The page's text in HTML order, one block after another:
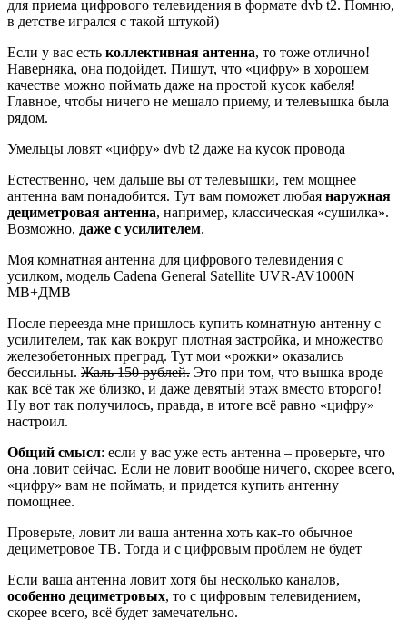
для приема цифрового телевидения в формате dvb t2. Помню,
в детстве игрался с такой штукой)
Если у вас есть коллективная антенна, то тоже отлично!
Наверняка, она подойдет. Пишут, что «цифру» в хорошем
качестве можно поймать даже на простой кусок кабеля!
Главное, чтобы ничего не мешало приему, и телевышка была
рядом.
Умельцы ловят «цифру» dvb t2 даже на кусок провода
Естественно, чем дальше вы от телевышки, тем мощнее
антенна вам понадобится. Тут вам поможет любая наружная
дециметровая антенна, например, классическая «сушилка».
Возможно, даже с усилителем.
Моя комнатная антенна для цифрового телевидения с
усилком, модель Cadena General Satellite UVR-AV1000N
МВ+ДМВ
После переезда мне пришлось купить комнатную антенну с
усилителем, так как вокруг плотная застройка, и множество
железобетонных преград. Тут мои «рожки» оказались
бессильны. Жаль 150 рублей. Это при том, что вышка вроде
как всё так же близко, и даже девятый этаж вместо второго!
Ну вот так получилось, правда, в итоге всё равно «цифру»
настроил.
Общий смысл: если у вас уже есть антенна – проверьте, что
она ловит сейчас. Если не ловит вообще ничего, скорее всего,
«цифру» вам не поймать, и придется купить антенну
помощнее.
Проверьте, ловит ли ваша антенна хоть как-то обычное
дециметровое ТВ. Тогда и с цифровым проблем не будет
Если ваша антенна ловит хотя бы несколько каналов,
особенно дециметровых, то с цифровым телевидением,
скорее всего, всё будет замечательно.